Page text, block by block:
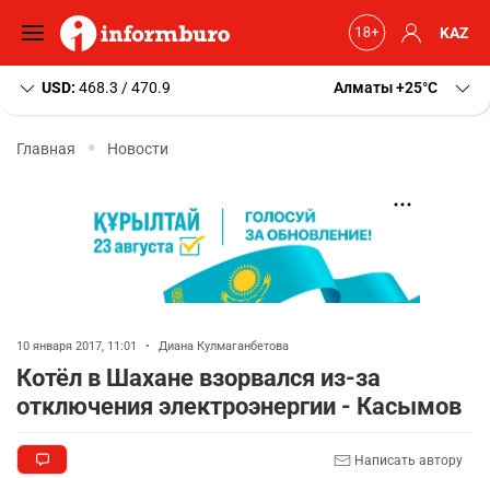
KAZ
USD: 468.3 / 470.9 Алматы+25 C
Главная Новости
10 января 2017, 11:01 • Диана Кулмаганбетова
Котёл в Шахане взорвался из-за
отключения электроэнергии - Касымов
Написать автору